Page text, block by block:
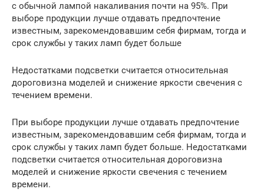
с обычной лампой накаливания почти на 95%. При
выборе продукции лучше отдавать предпочтение
известным, зарекомендовавшим себя фирмам, тогда и
срок службы у таких ламп будет больше
Недостатками подсветки считается относительная
дороговизна моделей и снижение яркости свечения с
течением времени.
При выборе продукции лучше отдавать предпочтение
известным, зарекомендовавшим себя фирмам, тогда и
срок службы у таких ламп будет больше. Недостатками
подсветки считается относительная дороговизна
моделей и снижение яркости свечения с течением
времени.